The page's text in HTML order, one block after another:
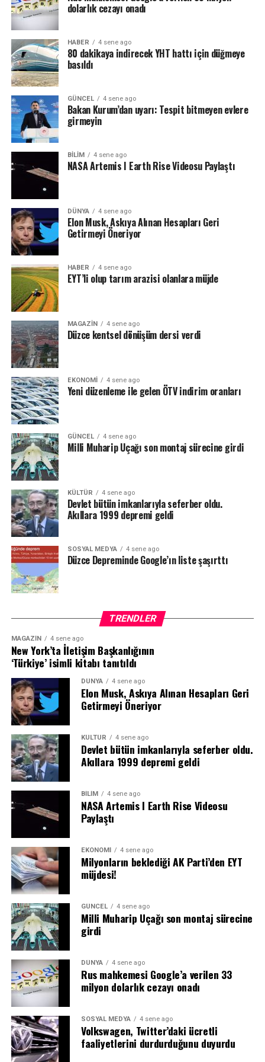
23 Kasım: Musk daha fazla askıya alınmış hesabı eski
durumuna getirebilir
Musk, yasayı çiğnemedikleri veya “korkunç spam” ile
uğraşmadıkları sürece “askıya alınan hesaplara genel bir
af” teklif etme fikrini ortaya attı.
Bir tweet’te Musk, kullanıcılara fikir hakkında anket
yapıyor. Bu potansiyel değişikliğin kaç hesabı
kapsayacağı belli değil, ancak bazı kullanıcılar bunu
yapmanın platformda daha fazla nefret söylemi ve diğer
zararlı içeriklerin yayılmasına neden olacağı konusunda
endişelerini dile getirdi.
dolarlık cezayı onadı
HABER 4 sene ago
80 dakikaya indirecek YHT hattı için düğmeye
basıldı
GÜNCEL 4 sene ago
Bakan Kurum’dan uyarı: Tespit bitmeyen evlere
girmeyin
BILIM 4 sene ago
NASA Artemis I Earth Rise Videosu Paylaştı
DÜNYA 4 sene ago
Elon Musk, Askıya Alınan Hesapları Geri
Getirmeyi Öneriyor
HABER 4 sene ago
EYT’li olup tarım arazisi olanlara müjde
MAGAZIN 4 sene ago
Düzce kentsel dönüşüm dersi verdi
EKONOMI 4 sene ago
Yeni düzenleme ile gelen ÖTV indirim oranları
GÜNCEL 4 sene ago
Milli Muharip Uçağı son montaj sürecine girdi
KÜLTÜR 4 sene ago
Devlet bütün imkanlarıyla seferber oldu.
Akıllara 1999 depremi geldi
SOSYAL MEDYA 4 sene ago
Düzce Depreminde Google’ın liste şaşırttı
TRENDLER
MAGAZIN 4 sene ago
New York’ta İletişim Başkanlığının
‘Türkiye’ isimli kitabı tanıtıldı
DÜNYA 4 sene ago
Elon Musk, Askıya Alınan Hesapları Geri
Getirmeyi Öneriyor
KÜLTÜR 4 sene ago
Devlet bütün imkanlarıyla seferber oldu.
Akıllara 1999 depremi geldi
BILIM 4 sene ago
NASA Artemis I Earth Rise Videosu
Paylaştı
EKONOMI 4 sene ago
Milyonların beklediği AK Parti’den EYT
müjdesi!
GÜNCEL 4 sene ago
Milli Muharip Uçağı son montaj sürecine
girdi
DÜNYA 4 sene ago
Rus mahkemesi Google’a verilen 33
milyon dolarlık cezayı onadı
SOSYAL MEDYA 4 sene ago
Volkswagen, Twitter’daki ücretli
faaliyetlerini durdurduğunu duyurdu